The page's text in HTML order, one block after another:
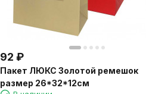
92 ₽
Пакет ЛЮКС Золотой ремешок
размер 26*32*12см